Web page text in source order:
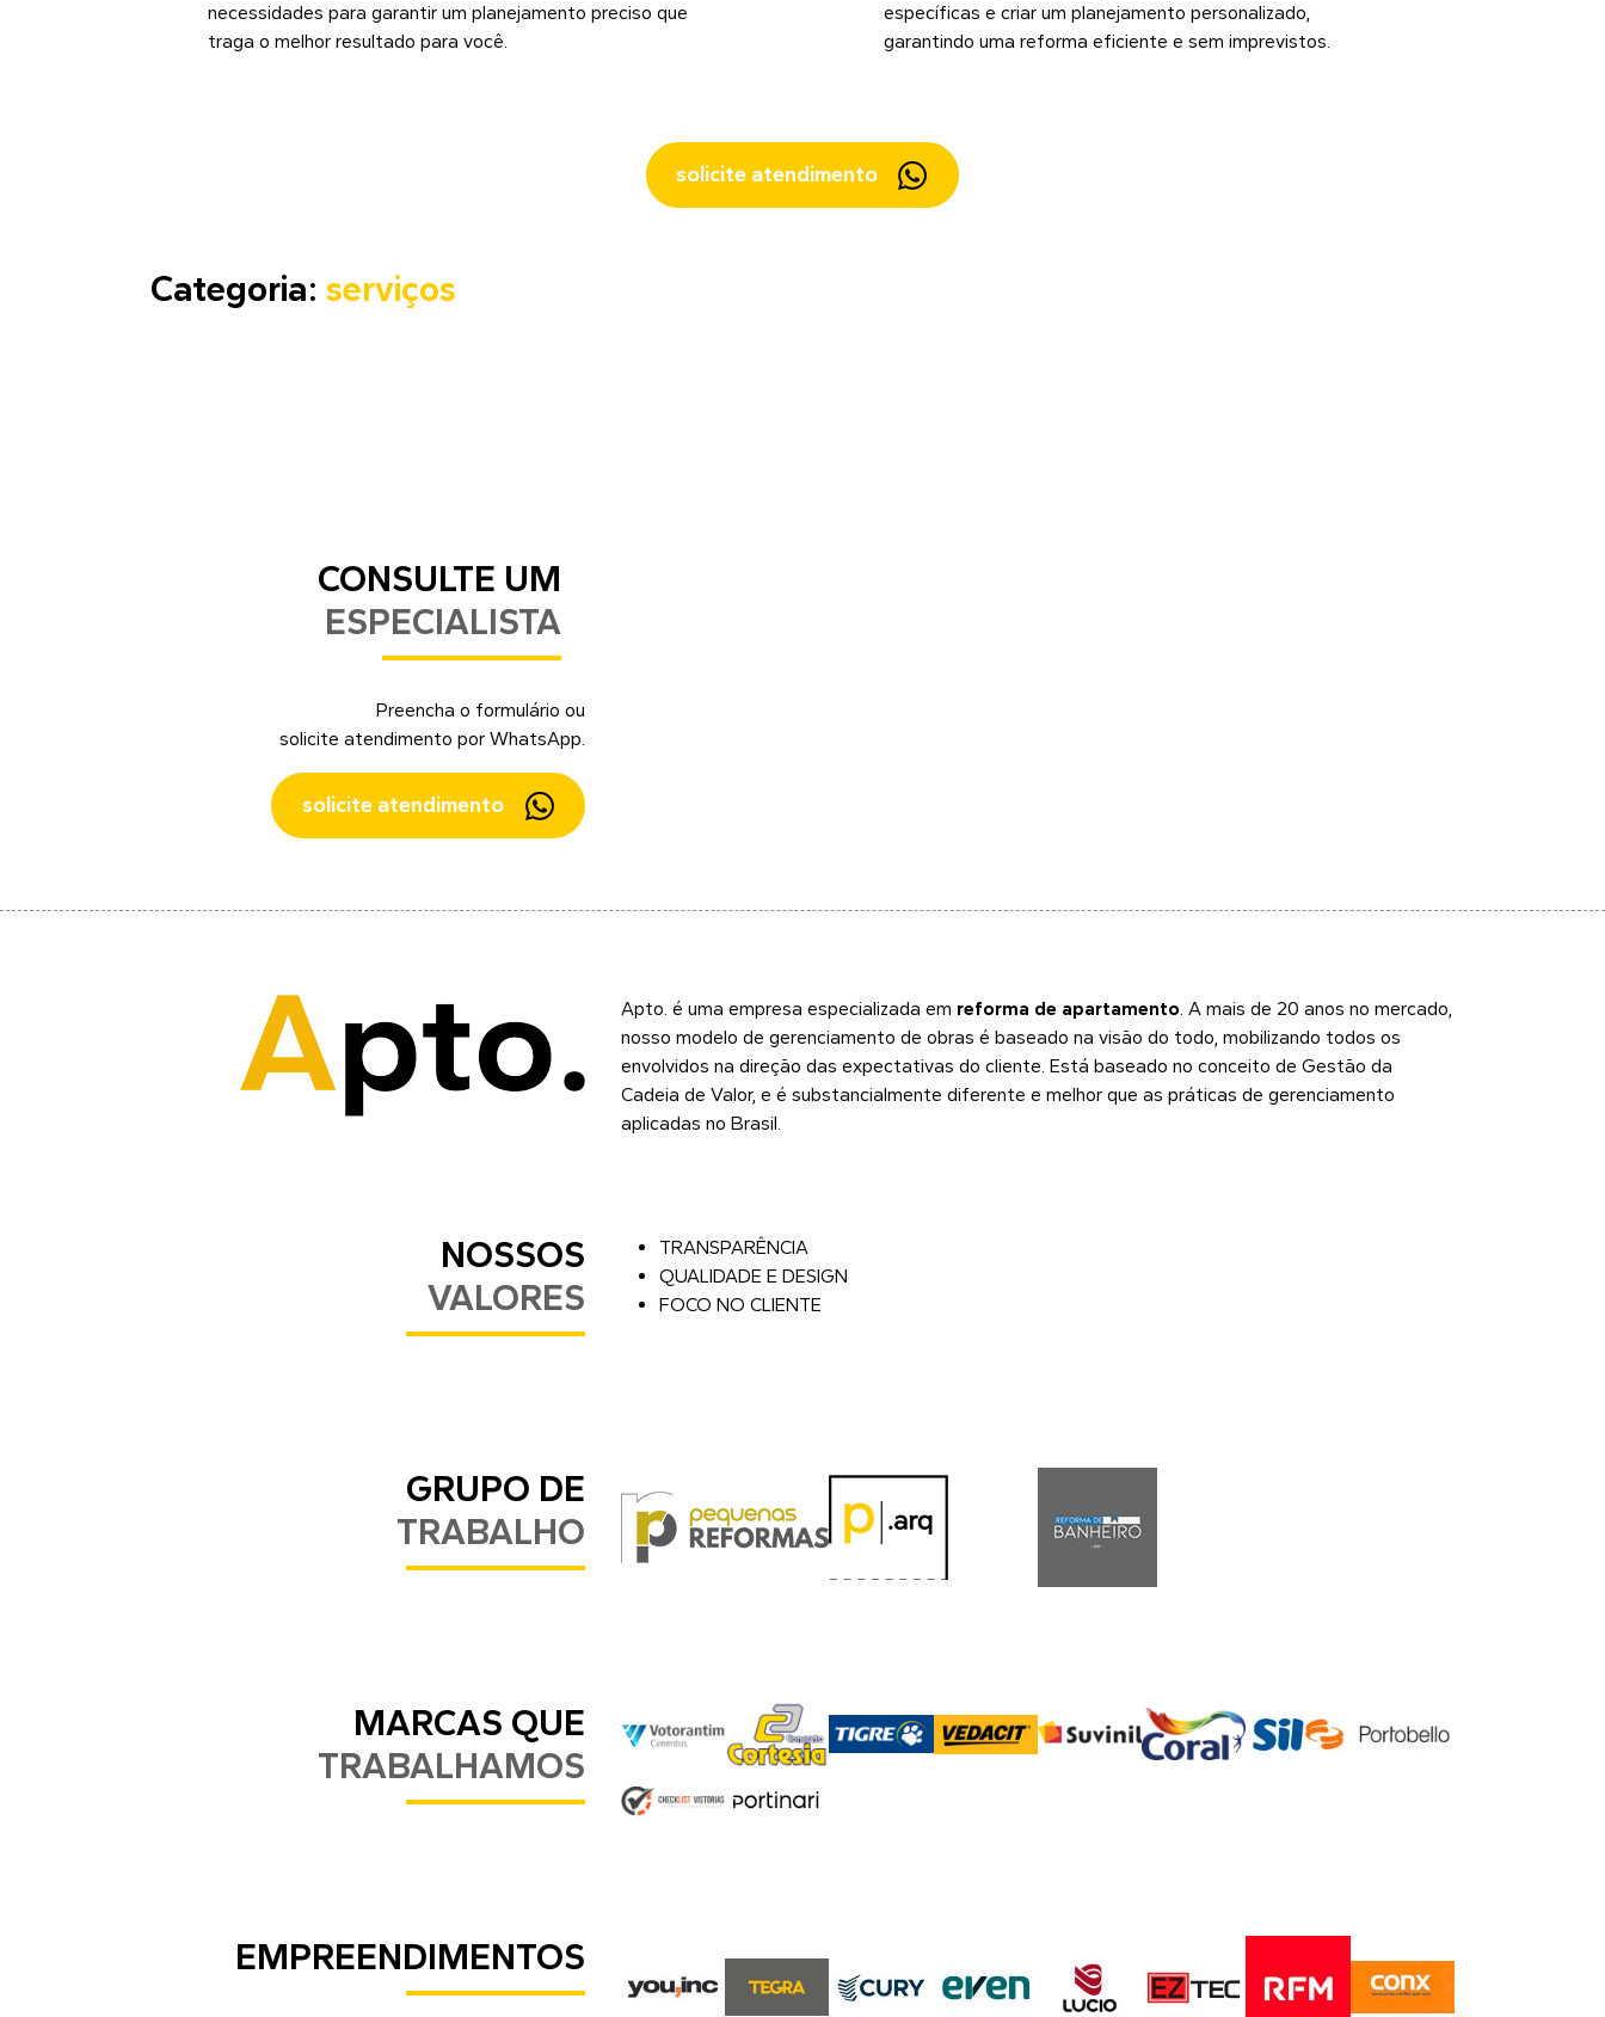
necessidades para garantir um planejamento preciso que
traga o melhor resultado para você.
específicas e criar um planejamento personalizado,
garantindo uma reforma eficiente e sem imprevistos.
solicite atendimento
Categoria: serviços
CONSULTE UM
ESPECIALISTA
Preencha o formulário ou
solicite atendimento por WhatsApp.
solicite atendimento
Apto. é uma empresa especializada em reforma de apartamento . A mais de 20 anos no mercado,
nosso modelo de gerenciamento de obras é baseado na visão do todo, mobilizando todos os
envolvidos na direção das expectativas do cliente. Está baseado no conceito de Gestão da
Cadeia de Valor, e é substancialmente diferente e melhor que as práticas de gerenciamento
aplicadas no Brasil.
NOSSOS
VALORES
TRANSPARÊNCIA
QUALIDADE E DESIGN
FOCO NO CLIENTE
GRUPO DE
TRABALHO
MARCAS QUE
TRABALHAMOS
EMPREENDIMENTOS